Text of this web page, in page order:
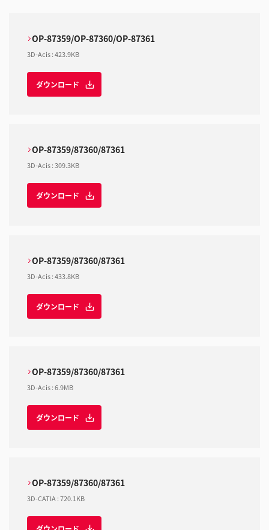
OP-87359/OP-87360/OP-87361
3D-Acis:423.9KB
ダウンロード
OP-87359/87360/87361
3D-Acis:309.3KB
ダウンロード
OP-87359/87360/87361
3D-Acis:433.8KB
ダウンロード
OP-87359/87360/87361
3D-Acis:6.9MB
ダウンロード
OP-87359/87360/87361
3D-CATIA :720.1KB